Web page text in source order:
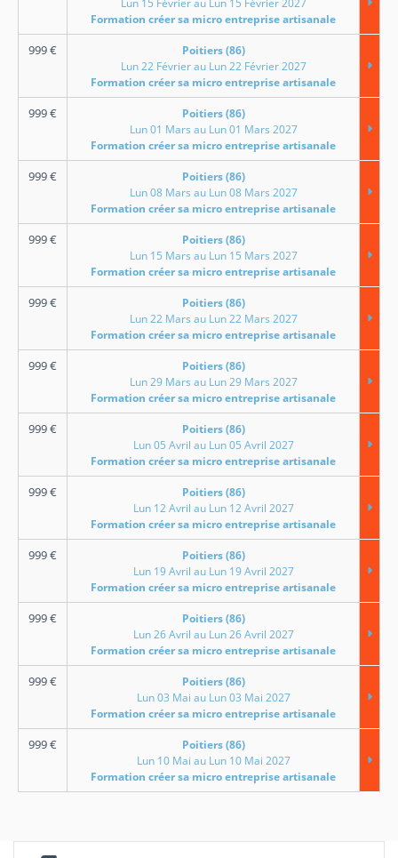
Formation créer sa micro entreprise artisanale
999€
Poitiers (86)
Lun 22 Février au Lun 22 Février 2027
Formation créer sa micro entreprise artisanale
999€
Poitiers (86)
Lun 01 Mars au Lun 01 Mars 2027
Formation créer sa micro entreprise artisanale
999€
Poitiers (86)
Lun 08 Mars au Lun 08 Mars 2027
Formation créer sa micro entreprise artisanale
999€
Poitiers (86)
Lun 15 Mars au Lun 15 Mars 2027
Formation créer sa micro entreprise artisanale
999€
Poitiers (86)
Lun 22 Mars au Lun 22 Mars 2027
Formation créer sa micro entreprise artisanale
999€
Poitiers (86)
Lun 29 Mars au Lun 29 Mars 2027
Formation créer sa micro entreprise artisanale
999€
Poitiers (86)
Lun 05 Avril au Lun 05 Avril 2027
Formation créer sa micro entreprise artisanale
999€
Poitiers (86)
Lun 12 Avril au Lun 12 Avril 2027
Formation créer sa micro entreprise artisanale
999€
Poitiers (86)
Lun 19 Avril au Lun 19 Avril 2027
Formation créer sa micro entreprise artisanale
999€
Poitiers (86)
Lun 26 Avril au Lun 26 Avril 2027
Formation créer sa micro entreprise artisanale
999€
Poitiers (86)
Lun 03 Mai au Lun 03 Mai 2027
Formation créer sa micro entreprise artisanale
999€
Poitiers (86)
Lun 10 Mai au Lun 10 Mai 2027
Formation créer sa micro entreprise artisanale